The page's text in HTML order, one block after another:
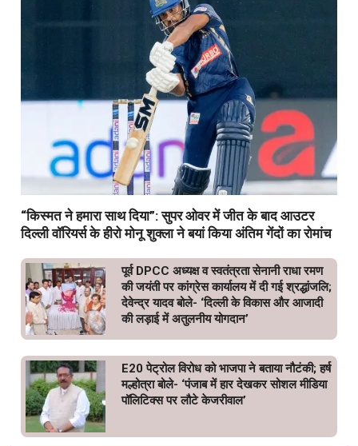
“किस्मत ने हमारा साथ दिया”: सुपर ओवर में जीत के बाद आउटर
दिल्ली वॉरियर्स के हीरो मोनू शुक्ला ने बयां किया अंतिम गेंदों का रोमांच
पूर्व DPCC अध्यक्ष व स्वतंत्रता सेनानी राधा रमण
की जयंती पर कांग्रेस कार्यालय में दी गई श्रद्धांजलि;
देवेन्द्र यादव बोले- ‘दिल्ली के विकास और आजादी
की लड़ाई में अतुलनीय योगदान’
E20 पेट्रोल विरोध को भाजपा ने बताया नौटंकी; हर्ष
मल्होत्रा बोले- ‘पंजाब में हार देखकर सोशल मीडिया
पॉलिटिक्स पर लौटे केजरीवाल’